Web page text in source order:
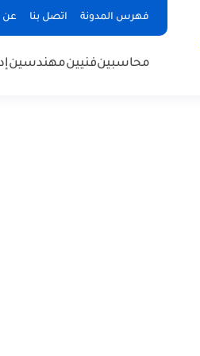
فهرس المدونة اتصل بنا عن
محاسبينفنيينمهندسين